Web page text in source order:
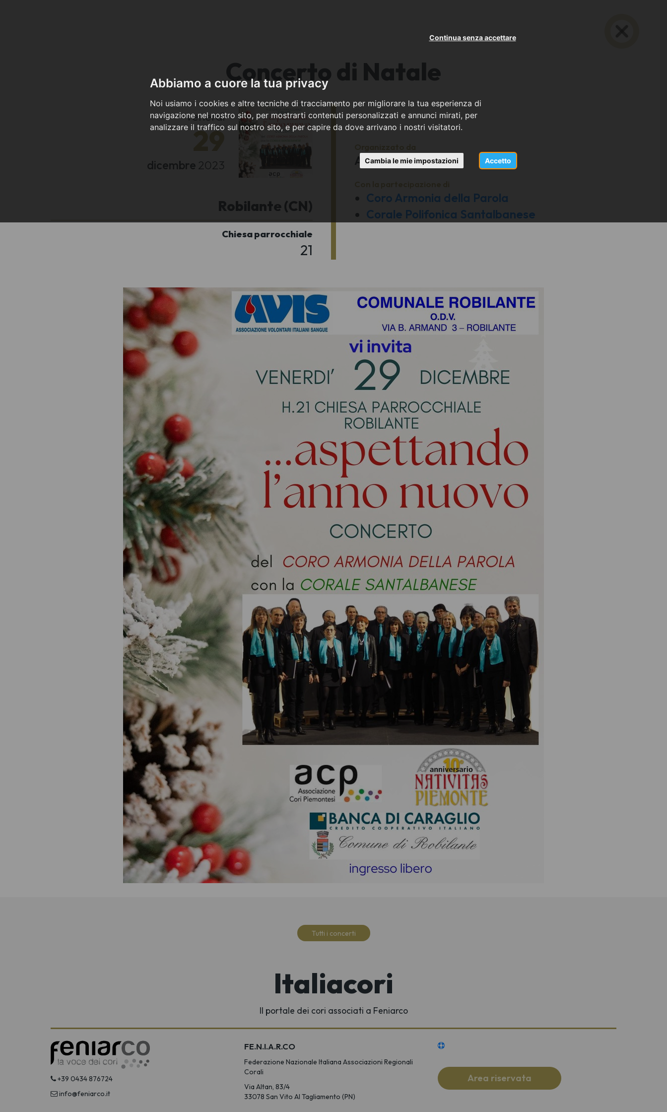
Abbiamo a cuore la tua privacy
Noi usiamo i cookies e altre tecniche di tracciamento per migliorare la tua esperienza di
navigazione nel nostro sito, per mostrarti contenuti personalizzati e annunci mirati, per
analizzare il traffico sul nostro sito, e per capire da dove arrivano i nostri visitatori.
Accetto
Continua senza accettare
Cambia le mie impostazioni
Concerto di Natale
venerdì
29
dicembre 2023
Robilante (CN)
Chiesa parrocchiale
21
AVIS Comunale
Coro Armonia della Parola
Corale Polifonica Santalbanese
Tutti i concerti
Italiacori
Il portale dei cori associati a Feniarco
+39 0434 876724
info@feniarco.it
FE.N.I.A.R.CO
Federazione Nazionale Italiana Associazioni Regionali
Corali
Via Altan, 83/4
33078 San Vito Al Tagliamento (PN)
Area riservata